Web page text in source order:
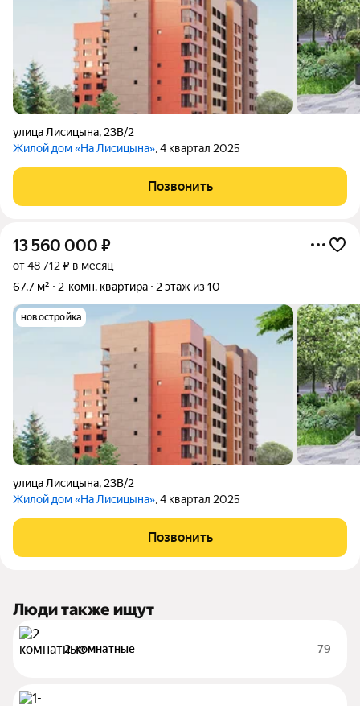
улица Лисицына, 23В/2
Жилой дом «На Лисицына», 4 квартал 2025
Позвонить
13 560 000 ₽
от 48 712 ₽ в месяц
67,7 м²
2-комн. квартира 2 этаж из 10
новостройка
улица Лисицына, 23В/2
Жилой дом «На Лисицына», 4 квартал 2025
Позвонить
Люди также ищут
2-комнатные 79